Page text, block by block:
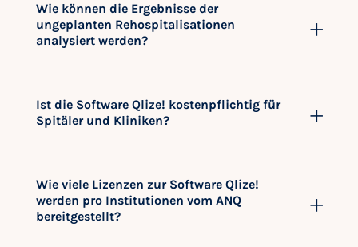
Wie können die Ergebnisse der
ungeplanten Rehospitalisationen
analysiert werden?
Ist die Software Qlize! kostenpflichtig für
Spitäler und Kliniken?
Wie viele Lizenzen zur Software Qlize!
werden pro Institutionen vom ANQ
bereitgestellt?